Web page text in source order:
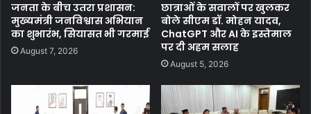
जनता के बीच उतरा प्रशासन:
मुख्यमंत्री जनविश्वास अभियान
का शुभारंभ, सियासत भी गरमाई
August 7, 2026
छात्राओं के सवालों पर खुलकर
बोले सीएम डॉ. मोहन यादव,
ChatGPT और AI के इस्तेमाल
पर दी अहम सलाह
August 5, 2026